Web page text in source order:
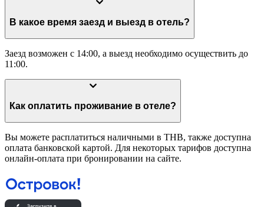
В какое время заезд и выезд в отель?
Заезд возможен с 14:00, а выезд необходимо осуществить до
11:00.
Как оплатить проживание в отеле?
Вы можете расплатиться наличными в THB, также доступна
оплата банковской картой. Для некоторых тарифов доступна
онлайн-оплата при бронировании на сайте.